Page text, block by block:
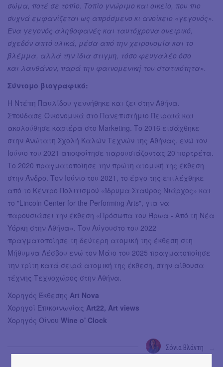
σώμα, ποτέ σε τοπίο. Τοπίο γνώριμο και οικείο, που πιο
συχνά εμφανίζεται ως απρόσμενο κι ανοίκειο «γεγονός».
Ένα γεγονός αληθοφανές και ταυτόχρονα ονειρικό,
σχεδόν απτό υλικά, μέσα από την χειρονoμία και το
βλέμμα, αλλά την ίδια στιγμη, τόσο φευγαλέο όσο
και λανθάνον, παρά την φαινομενική του στατικότητα».
Σύντομο βιογραφικό:
Η Ντέπη Παυλίδου γεννήθηκε και ζει στην Αθήνα.
Σπούδασε Οικονομικά στο Πανεπιστήμιο Πειραιά και
ακολούθησε καριέρα στο Marketing. Το 2016 εισάχθηκε
στην Ανώτατη Σχολή Καλών Τεχνών της Αθήνας, ενώ τον
Ιούνιο του 2021 αποφοίτησε παρουσιάζοντας 20 πορτρέτα.
Το 2020 πραγματοποίησε την πρώτη ατομική της έκθεση
στην Άνδρο. Τον Ιούνιο του 2021, το έργο της επιλέχθηκε
από το Κέντρο Πολιτισμού «Ίδρυμα Σταύρος Νιάρχος» και
το "Lincoln Center for the Performing Arts", για να
παρουσιάσει την έκθεση «Πρόσωπα του Ήρωα - Από τη Νέα
Υόρκη στην Αθήνα». Τον Αύγουστο του 2022
πραγματοποίησε τη δεύτερη ατομική της έκθεση στη
Μήθυμνα Λέσβου ενώ τον Μάιο του 2025 πραγματοποίησε
την τρίτη κατά σειρά ατομική της έκθεση, στην αίθουσα
τέχνης Τεχνοχώρος στην Αθήνα.
Χορηγός Έκθεσης Art Nova
Χορηγοί Επικοινωνίας Art22, Art views
Χορηγός Οίνου Wine o' Clock
Σόνια Βλάντη